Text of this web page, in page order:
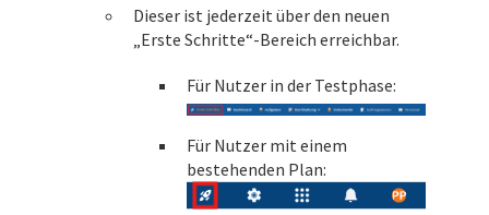
Dieser ist jederzeit über den neuen
„Erste Schritte“-Bereich erreichbar.
Für Nutzer in der Testphase:
Für Nutzer mit einem
bestehenden Plan: